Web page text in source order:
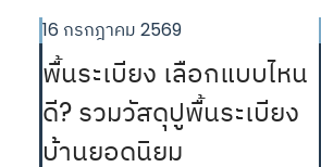
16 กรกฎาคม 2569
พื้นระเบียง เลือกแบบไหน
ดี? รวมวัสดุปูพื้นระเบียง
บ้านยอดนิยม